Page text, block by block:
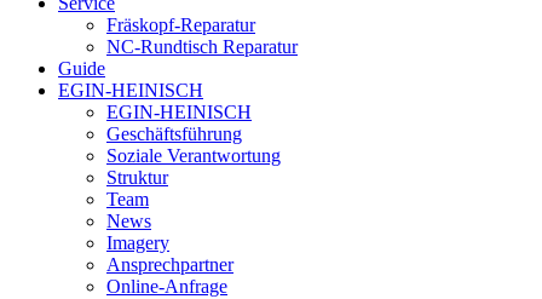
Fräskopf-Reparatur
NC-Rundtisch Reparatur
Guide
EGIN-HEINISCH
EGIN-HEINISCH
Geschäftsführung
Soziale Verantwortung
Struktur
Team
News
Imagery
Ansprechpartner
Online-Anfrage